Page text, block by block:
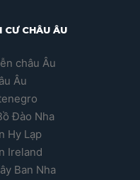
CƯ CHÂU ÂU
châu Âu
Âu
Đào Nha
Hy Lạp
Ireland
Ban Nha